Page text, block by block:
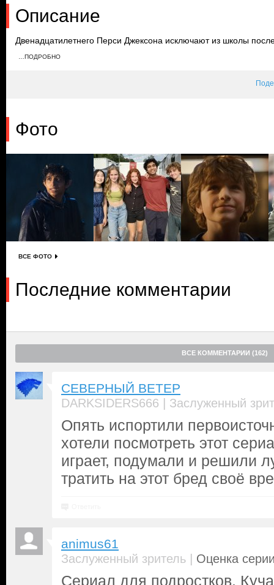
Описание
Двенадцатилетнего Перси Джексона исключают из школы
Его мать рассказывает ему, что греческие боги — часть
…ПОДРОБНО
Фото
ВСЕ ФОТО
Последние комментарии
ВСЕ КОММЕНТАРИИ (162)
СЕВЕРНЫЙ ВЕТЕР
DARKSIDERS666 | Заслуженный
Опять испортили
хотели посмотреть этот
играет, подумали и решили
тратить на этот бред своё
animus61
Заслуженный зритель | Оценка
Сериал для подростков.